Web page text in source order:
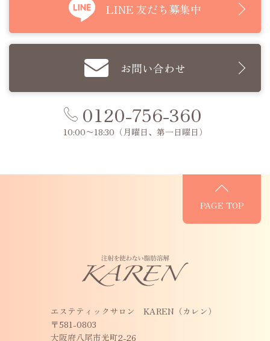
LINE 友だち募集中
お問い合わせ
0120-756-360
10:00〜18:30 （月曜日、第一日曜日）
PAGE TOP
エステティックサロン KAREN（カレン）
〒581-0803
大阪府八尾市光町2-26